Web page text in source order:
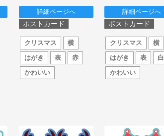
詳細ページへ
ポストカード
クリスマス
横
はがき
表
赤
かわいい
詳細ページへ
ポストカード
クリスマス
横
はがき
表
白
かわいい